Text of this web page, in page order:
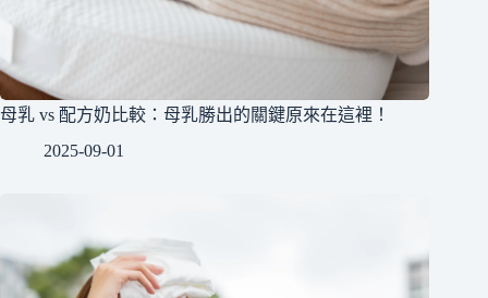
母乳 vs 配方奶比較：母乳勝出的關鍵原來在這裡！
2025-09-01